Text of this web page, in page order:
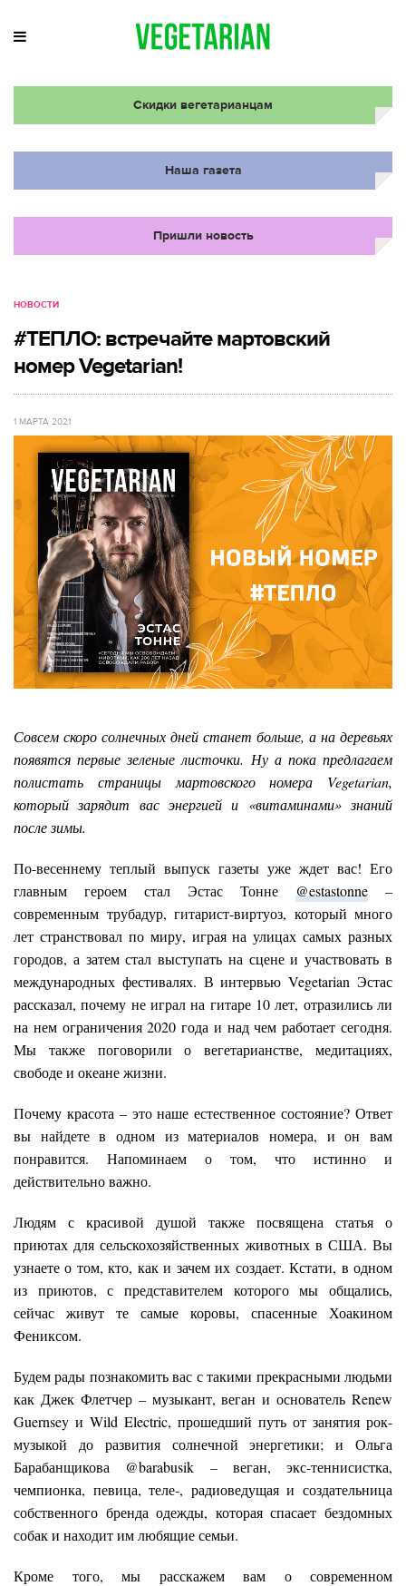
Скидки вегетарианцам
Наша газета
Пришли новость
НОВОСТИ
#ТЕПЛО: встречайте мартовский
номер Vegetarian!
1 МАРТА 2021
Совсем скоро солнечных дней станет больше, а на деревьях
появятся первые зеленые листочки. Ну а пока предлагаем
полистать страницы мартовского номера Vegetarian,
который зарядит вас энергией и «витаминами» знаний
после зимы.
По-весеннему теплый выпуск газеты уже ждет вас! Его
главным героем стал Эстас Тонне @estastonne –
современным трубадур, гитарист-виртуоз, который много
лет странствовал по миру, играя на улицах самых разных
городов, а затем стал выступать на сцене и участвовать в
международных фестивалях. В интервью Vegetarian Эстас
рассказал, почему не играл на гитаре 10 лет, отразились ли
на нем ограничения 2020 года и над чем работает сегодня.
Мы также поговорили о вегетарианстве, медитациях,
свободе и океане жизни.
Почему красота – это наше естественное состояние? Ответ
вы найдете в одном из материалов номера, и он вам
понравится. Напоминаем о том, что истинно и
действительно важно.
Людям с красивой душой также посвящена статья о
приютах для сельскохозяйственных животных в США. Вы
узнаете о том, кто, как и зачем их создает. Кстати, в одном
из приютов, с представителем которого мы общались,
сейчас живут те самые коровы, спасенные Хоакином
Фениксом.
Будем рады познакомить вас с такими прекрасными людьми
как Джек Флетчер – музыкант, веган и основатель Renew
Guernsey и Wild Electric, прошедший путь от занятия рок-
музыкой до развития солнечной энергетики; и Ольга
Барабанщикова @barabusik – веган, экс-теннисистка,
чемпионка, певица, теле-, радиоведущая и создательница
собственного бренда одежды, которая спасает бездомных
собак и находит им любящие семьи.
Кроме того, мы расскажем вам о современном